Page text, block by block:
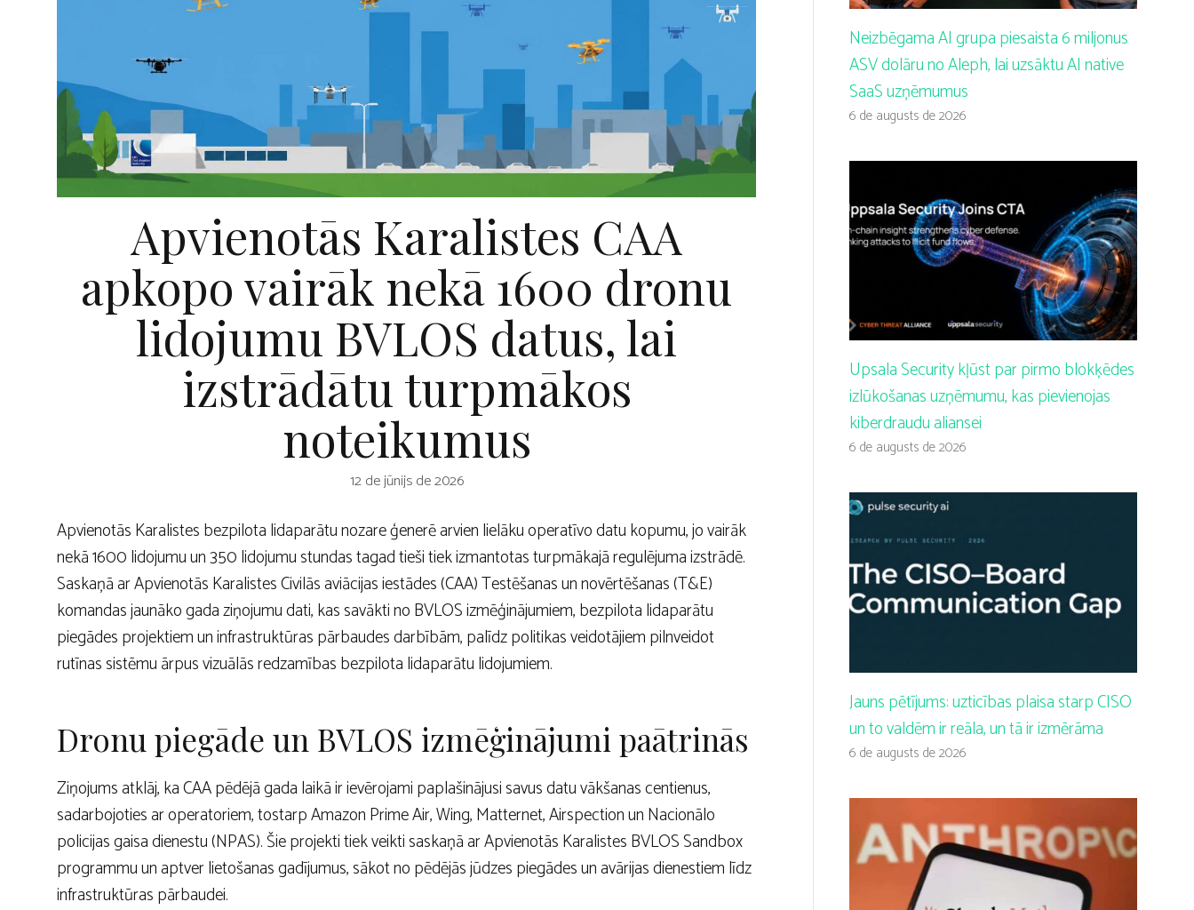
Apvienotās Karalistes CAA
apkopo vairāk nekā 1600 dronu
lidojumu BVLOS datus, lai
izstrādātu turpmākos
noteikumus
12 de jūnijs de 2026
Apvienotās Karalistes bezpilota lidaparātu nozare ģenerē arvien lielāku operatīvo datu kopumu, jo vairāk
nekā 1600 lidojumu un 350 lidojumu stundas tagad tieši tiek izmantotas turpmākajā regulējuma izstrādē.
Saskaņā ar Apvienotās Karalistes Civilās aviācijas iestādes (CAA) Testēšanas un novērtēšanas (T&E)
komandas jaunāko gada ziņojumu dati, kas savākti no BVLOS izmēģinājumiem, bezpilota lidaparātu
piegādes projektiem un infrastruktūras pārbaudes darbībām, palīdz politikas veidotājiem pilnveidot
rutīnas sistēmu ārpus vizuālās redzamības bezpilota lidaparātu lidojumiem.
Dronu piegāde un BVLOS izmēģinājumi paātrinās
Ziņojums atklāj, ka CAA pēdējā gada laikā ir ievērojami paplašinājusi savus datu vākšanas centienus,
sadarbojoties ar operatoriem, tostarp Amazon Prime Air, Wing, Matternet, Airspection un Nacionālo
policijas gaisa dienestu (NPAS). Šie projekti tiek veikti saskaņā ar Apvienotās Karalistes BVLOS Sandbox
programmu un aptver lietošanas gadījumus, sākot no pēdējās jūdzes piegādes un avārijas dienestiem līdz
infrastruktūras pārbaudei.
Neizbēgama AI grupa piesaista 6 miljonus
ASV dolāru no Aleph, lai uzsāktu AI native
SaaS uzņēmumus
6 de augusts de 2026
Upsala Security kļūst par pirmo blokķēdes
izlūkošanas uzņēmumu, kas pievienojas
kiberdraudu aliansei
6 de augusts de 2026
Jauns pētījums: uzticības plaisa starp CISO
un to valdēm ir reāla, un tā ir izmērāma
6 de augusts de 2026